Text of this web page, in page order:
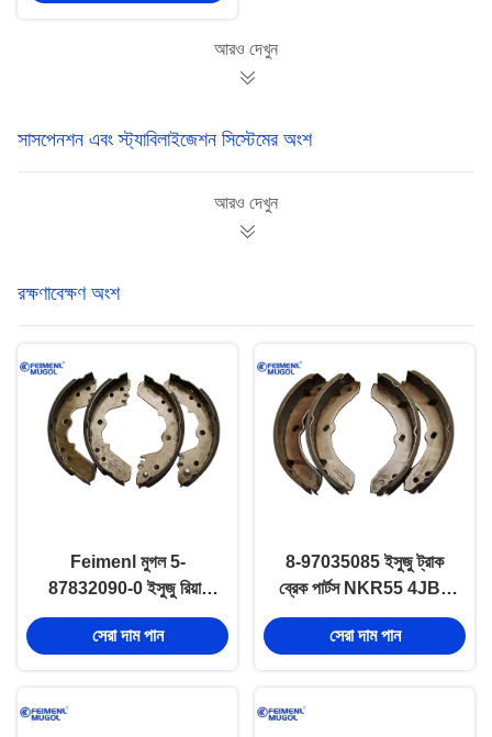
আরও দেখুন
সাসপেনশন এবং স্ট্যাবিলাইজেশন সিস্টেমের অংশ
আরও দেখুন
রক্ষণাবেক্ষণ অংশ
Feimenl মুগল 5-
87832090-0 ইসুজু রিয়ার
ব্রেক জুতা জন্য ISUZU
TFR 4JA1 যন্ত্রাংশ
সেরা দাম পান
8-97035085 ইসুজু ট্রাক
ব্রেক পার্টস NKR55 4JB1
100P 600P ফ্রন্ট ব্রেক জুতা
8970350851
সেরা দাম পান